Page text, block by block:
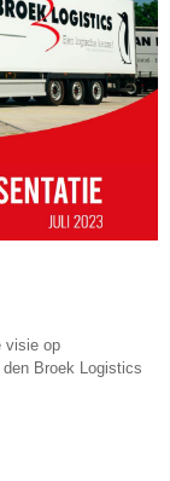
visie op
Broek Logistics